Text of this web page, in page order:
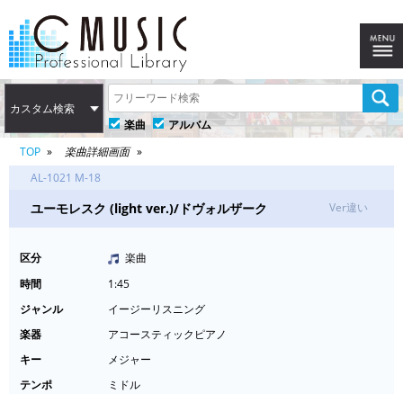
カスタム検索
楽曲
アルバム
TOP
楽曲詳細画面
AL-1021 M-18
ユーモレスク (light ver.)/ドヴォルザーク Ver違い
区分
楽曲
時間
1:45
ジャンル
イージーリスニング
楽器
アコースティックピアノ
キー
メジャー
テンポ
ミドル